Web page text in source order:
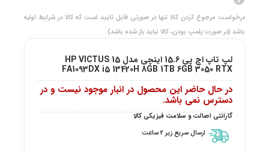
درخواست مرجوع کردن کالا تنها در صورتی قابل تایید است که کالا در شرایط اولیه
باشد (در صورت پلمپ بودن، کالا نباید باز شده باشد).
لپ تاپ اچ پی 15.6 اینچی مدل HP VICTUS 15
FA1093DX i5 13420H 8GB 1TB 6GB 3050 RTX
در حال حاضر این محصول در انبار موجود نیست و در
دسترس نمی باشد.
گارانتی اصالت و سلامت فیزیکی کالا
ارسال سریع زیر 2 ساعت